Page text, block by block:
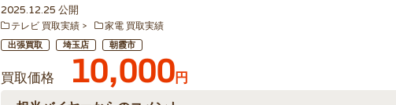
2025.12.25 公開
テレビ 買取実績 家電 買取実績
出張買取 埼玉店 朝霞市
買取価格 10,000円